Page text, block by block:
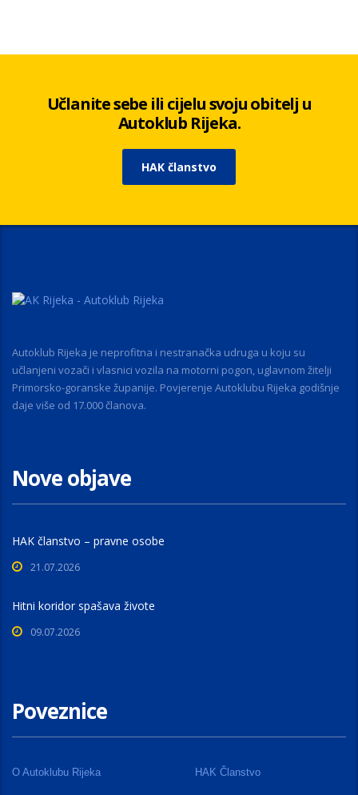
Učlanite sebe ili cijelu svoju obitelj u
Autoklub Rijeka.
HAK članstvo
Autoklub Rijeka je neprofitna i nestranačka udruga u koju su
učlanjeni vozači i vlasnici vozila na motorni pogon, uglavnom žitelji
Primorsko-goranske županije. Povjerenje Autoklubu Rijeka godišnje
daje više od 17.000 članova.
Nove objave
HAK članstvo – pravne osobe
21.07.2026
Hitni koridor spašava živote
09.07.2026
Poveznice
O Autoklubu Rijeka HAK Članstvo